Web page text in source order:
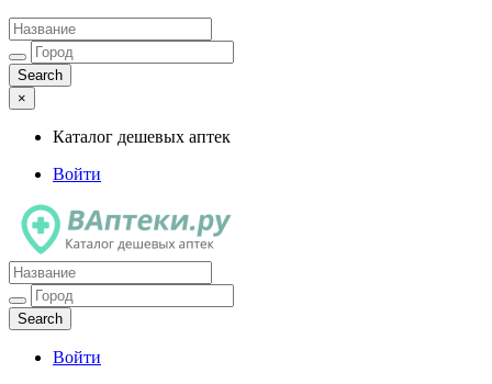
×
Каталог дешевых аптек
Войти
Каталог дешевых аптек
Войти